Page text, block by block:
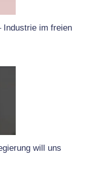
Industrie im freien
will uns